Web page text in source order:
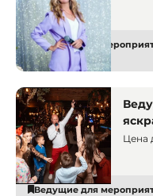
Ведущие для
Одесса
Цена
Ведущие для